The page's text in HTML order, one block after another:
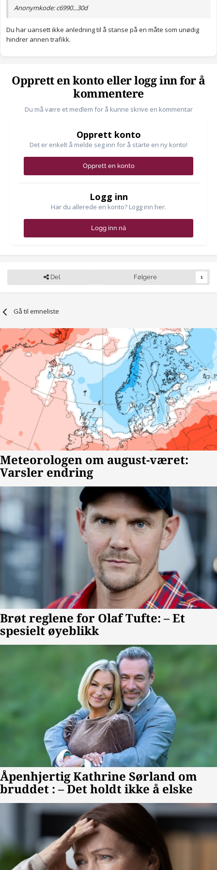
Anonymkode: c6990...30d
Du har uansett ikke anledning til å stanse på en måte som unødig
hindrer annen trafikk.
Opprett en konto eller logg inn for å
kommentere
Du må være et medlem for å kunne skrive en kommentar
Opprett konto
Det er enkelt å melde seg inn for å starte en ny konto!
Opprett en konto
Logg inn
Har du allerede en konto? Logg inn her.
Logg inn nå
Del Følgere 1
Gå til emneliste